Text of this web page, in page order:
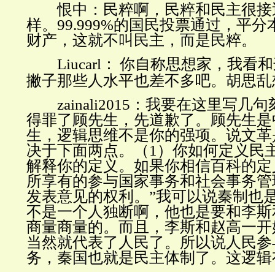
恨中：民粹啊，民粹和民主很接
样。 99.999%的国民投票通过，平分
财产，这就不叫民主，而是民粹。
Liucarl ： 你自称思想家，我看
撇子那些人水平也差不多吧。胡思
zainali2015 ：我要在这里写几
得罪了顾先生，先道歉了。顾先生
生，逻辑思维不是你的强项。说文
决于下面两点。（ 1 ）你如何定义民
解释你的定义。如果你相信百科的
所享有的参与国家事务和社会事务
发表意见的权利。”我可以说秦制也
不是一个人独断啊，他也是要和李
商量商量的。而且，李斯和赵高一
当然就代表了人民了。所以说人民
务，秦国也就是民主体制了。这逻